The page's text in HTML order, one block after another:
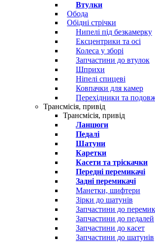
Втулки
Обода
Обідні стрічки
Нипелі під безкамерку
Ексцентрики та осі
Колеса у зборі
Запчастини до втулок
Шприхи
Ніпелі спицеві
Ковпачки для камер
Перехідники та
Трансмісія, привід
Трансмісія, привід
Ланцюги
Педалі
Шатуни
Каретки
Касети та тріскачки
Передні перемикачі
Задні перемикачі
Манетки, шифтери
Зірки до шатунів
Запчастини до
Запчастини до педалей
Запчастини до касет
Запчастини до шатунів